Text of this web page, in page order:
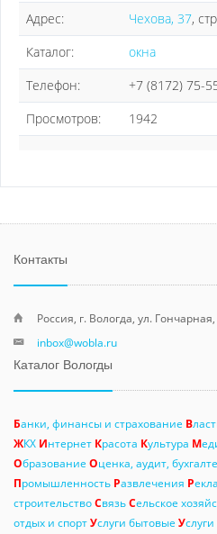
Адрес: Чехова, 37,
Каталог:
окна
Телефон:
+7 (8172) 75-
Просмотров:
1942
Контакты
Россия, г. Вологда, ул.
inbox@wobla.ru
Каталог Вологды
Банки, финансы и страхование В
ЖКХ Интернет Красота Культура М
Образование Оценка, аудит,
Промышленность Развлечения Р
строительствоСвязьСельское
отдых и спортУслуги бытовые У